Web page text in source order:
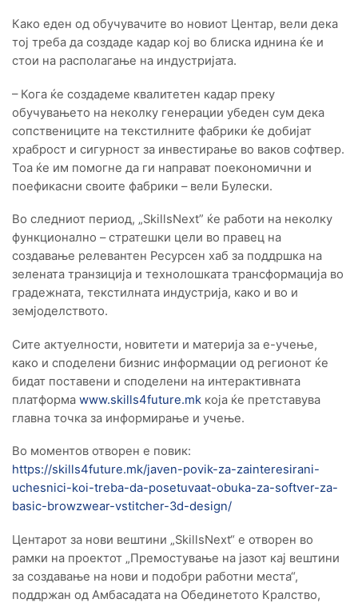
Како еден од обучувачите во новиот Центар, вели дека
тој треба да создаде кадар кој во блиска иднина ќе и
стои на располагање на индустријата.
– Кога ќе создадеме квалитетен кадар преку
обучувањето на неколку генерации убеден сум дека
сопствениците на текстилните фабрики ќе добијат
храброст и сигурност за инвестирање во ваков софтвер.
Тоа ќе им помогне да ги направат поекономични и
поефикасни своите фабрики – вели Булески.
Во следниот период, „SkillsNext” ќе работи на неколку
функционално – стратешки цели во правец на
создавање релевантен Ресурсен хаб за поддршка на
зелената транзиција и технолошката трансформација во
градежната, текстилната индустрија, како и во и
земјоделството.
Сите актуелности, новитети и материја за е-учење,
како и споделени бизнис информации од регионот ќе
бидат поставени и споделени на интерактивната
платформа www.skills4future.mk која ќе претставува
главна точка за информирање и учење.
Во моментов отворен е повик:
https://skills4future.mk/javen-povik-za-zainteresirani-
uchesnici-koi-treba-da-posetuvaat-obuka-za-softver-za-
basic-browzwear-vstitcher-3d-design/
Центарот за нови вештини „SkillsNext“ e отворен во
рамки на проектот „Премостување на јазот кај вештини
за создавање на нови и подобри работни места“,
поддржан од Амбасадата на Обединетото Кралство,